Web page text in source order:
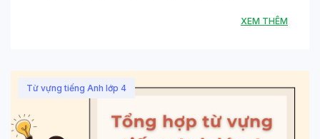
XEM THÊM
Từ vựng tiếng Anh lớp 4